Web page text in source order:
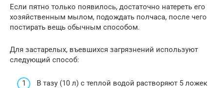
Если пятно только появилось, достаточно натереть его
хозяйственным мылом, подождать полчаса, после чего
постирать вещь обычным способом.
Для застарелых, въевшихся загрязнений используют
следующий способ:
В тазу (10 л) с теплой водой растворяют 5 ложек